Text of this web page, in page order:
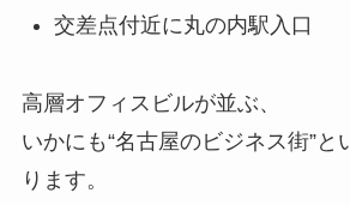
交差点付近に丸の内駅入口
高層オフィスビルが並ぶ、
いかにも“名古屋のビジネス街”と
ります。